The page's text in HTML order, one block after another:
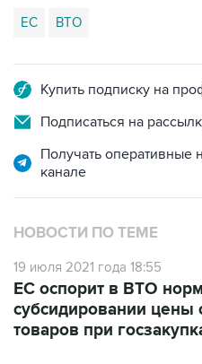
ЕС ВТО
Купить подписку на
Подписаться на
Получать оперативные
канале
НОВОСТИ ПО ТЕМЕ
19 июля 2021 года 18:55
ЕС оспорит в ВТО
субсидировании цены
товаров при